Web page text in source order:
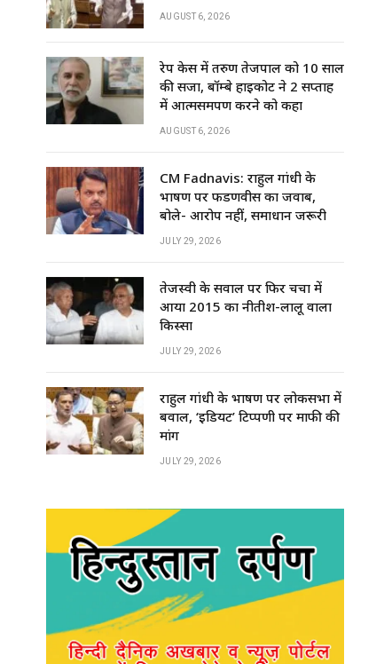
AUGUST 6, 2026
रेप केस में तरुण तेजपाल को 10 साल
की सजा, बॉम्बे हाईकोर्ट ने 2 सप्ताह
में आत्मसमर्पण करने को कहा
AUGUST 6, 2026
CM Fadnavis: राहुल गांधी के
भाषण पर फडणवीस का जवाब,
बोले- आरोप नहीं, समाधान जरूरी
JULY 29, 2026
तेजस्वी के सवाल पर फिर चर्चा में
आया 2015 का नीतीश-लालू वाला
किस्सा
JULY 29, 2026
राहुल गांधी के भाषण पर लोकसभा में
बवाल, ‘इडियट’ टिप्पणी पर माफी की
मांग
JULY 29, 2026